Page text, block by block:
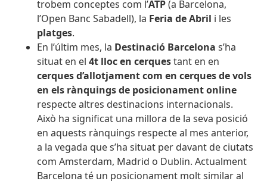
trobem conceptes com l’ATP(a Barcelona,
l’Open Banc Sabadell), la Feria de Abril i les
platges.
En l’últim mes, la Destinació Barcelona s’ha
situat en el4t lloc en cerquestant en en
cerques d’allotjament com en cerques de vols
en els rànquings de posicionament online
respecte altres destinacions internacionals.
Això ha significat una millora de la seva posició
en aquests rànquings respecte al mes anterior,
a la vegada que s’ha situat per davant de ciutats
com Amsterdam, Madrid o Dublin. Actualment
Barcelona té un posicionament molt similar al